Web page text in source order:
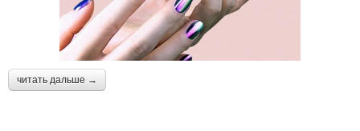
читать дальше →